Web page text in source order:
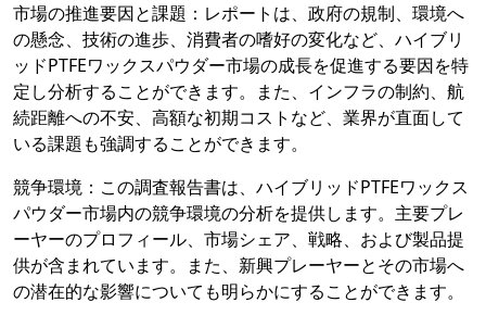
市場の推進要因と課題：レポートは、政府の規制、環境へ
の懸念、技術の進歩、消費者の嗜好の変化など、ハイブリ
ッドPTFEワックスパウダー市場の成長を促進する要因を特
定し分析することができます。また、インフラの制約、航
続距離への不安、高額な初期コストなど、業界が直面して
いる課題も強調することができます。
競争環境：この調査報告書は、ハイブリッドPTFEワックス
パウダー市場内の競争環境の分析を提供します。主要プレ
ーヤーのプロフィール、市場シェア、戦略、および製品提
供が含まれています。また、新興プレーヤーとその市場へ
の潜在的な影響についても明らかにすることができます。